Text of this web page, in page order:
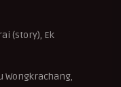
(story), Ek
Wongkrachang,